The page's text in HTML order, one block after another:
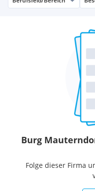
Burg
Folge dieser Firma